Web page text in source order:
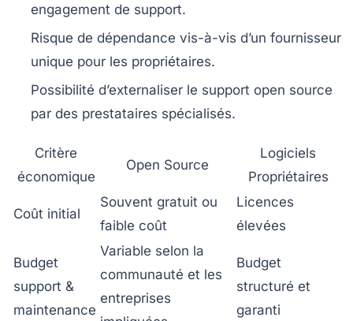
engagement de support.
Risque de dépendance vis-à-vis d’un fournisseur
unique pour les propriétaires.
Possibilité d’externaliser le support open source
par des prestataires spécialisés.
Critère
économique
Open Source
Logiciels
Propriétaires
Coût initial
Souvent gratuit ou
faible coût
Licences
élevées
Budget
support &
maintenance
Variable selon la
communauté et les
entreprises
Budget
structuré et
garanti